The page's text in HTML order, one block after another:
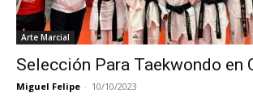
Arte Marcial
Selección Para Taekwondo en
Miguel Felipe - 10/10/2023